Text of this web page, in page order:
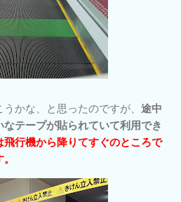
かな、と思ったのですが、 途中
テープが貼られていて利用でき
飛行機から降りてすぐのところで